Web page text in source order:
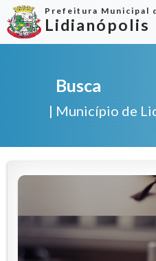
Prefeitura Municipal
Lidianópolis
Busca
| Município de